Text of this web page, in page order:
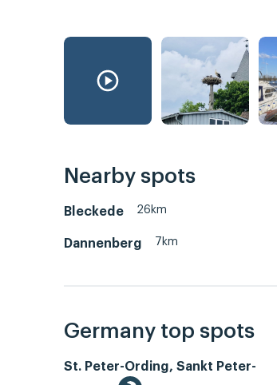
Nearby spots
Bleckede 26km
Dannenberg 7km
Germany top spots
St. Peter-Ording, Sankt Peter-